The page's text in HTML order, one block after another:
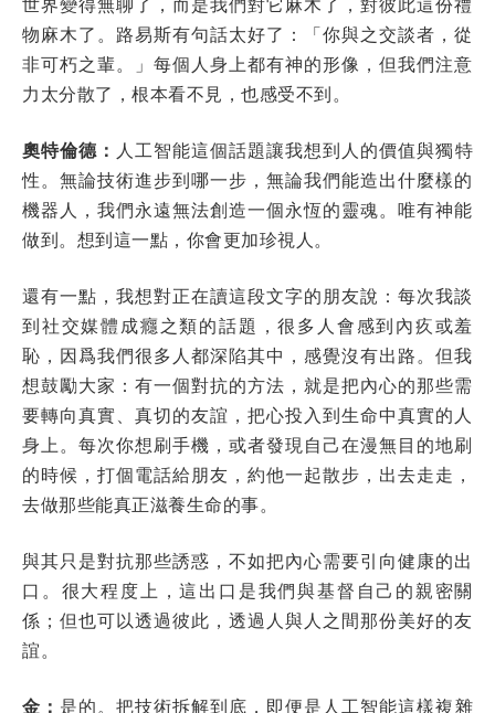
物麻木了。路易斯有句話太好了：「你與之交談者，從
非可朽之輩。」每個人身上都有神的形像，但我們注意
力太分散了，根本看不見，也感受不到。
奧特倫德： 人工智能這個話題讓我想到人的價值與獨特
性。無論技術進步到哪一步，無論我們能造出什麼樣的
機器人，我們永遠無法創造一個永恆的靈魂。唯有神能
做到。想到這一點，你會更加珍視人。
還有一點，我想對正在讀這段文字的朋友說：每次我談
到社交媒體成癮之類的話題，很多人會感到內疚或羞
恥，因爲我們很多人都深陷其中，感覺沒有出路。但我
想鼓勵大家：有一個對抗的方法，就是把內心的那些需
要轉向真實、真切的友誼，把心投入到生命中真實的人
身上。每次你想刷手機，或者發現自己在漫無目的地刷
的時候，打個電話給朋友，約他一起散步，出去走走，
去做那些能真正滋養生命的事。
與其只是對抗那些誘惑，不如把內心需要引向健康的出
口。很大程度上，這出口是我們與基督自己的親密關
係；但也可以透過彼此，透過人與人之間那份美好的友
誼。
金： 是的。把技術拆解到底，即便是人工智能這樣複雜